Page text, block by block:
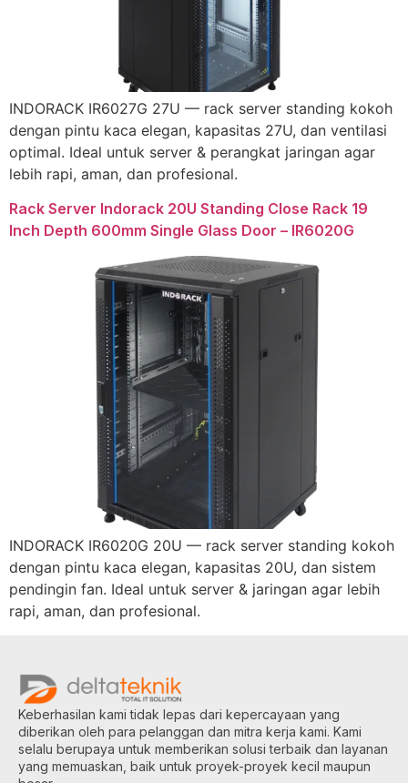
INDORACK IR6027G 27U — rack server standing kokoh
dengan pintu kaca elegan, kapasitas 27U, dan ventilasi
optimal. Ideal untuk server & perangkat jaringan agar
lebih rapi, aman, dan profesional.
Rack Server Indorack 20U Standing Close Rack 19
Inch Depth 600mm Single Glass Door – IR6020G
INDORACK IR6020G 20U — rack server standing kokoh
dengan pintu kaca elegan, kapasitas 20U, dan sistem
pendingin fan. Ideal untuk server & jaringan agar lebih
rapi, aman, dan profesional.
Keberhasilan kami tidak lepas dari kepercayaan yang
diberikan oleh para pelanggan dan mitra kerja kami. Kami
selalu berupaya untuk memberikan solusi terbaik dan layanan
yang memuaskan, baik untuk proyek-proyek kecil maupun